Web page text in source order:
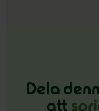
Dela
att